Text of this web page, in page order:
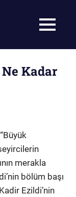
MENU
Kadar
merakla
bölüm başı
Ezildi’nin